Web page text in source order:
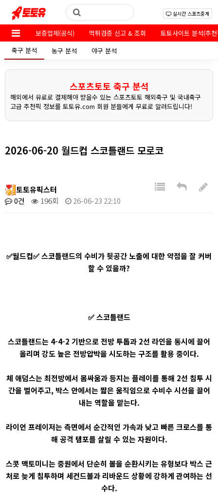
실시간 스포츠중계
보증업체(공식) 먹튀검증 신고 & 조회
토토사이트 분석(추
축구 분석
농구 분석 야구 분석
스포츠토토 축구 분석
해외에서 유료로 결제해야 받을수 있는 스포츠토토 해외축구 및 국내축구
고급 추천픽 정보를 토토유.com 회원 분들에게 무료로 알려드립니다!
2026-06-20 월드컵 스코틀랜드 모로코
토토유픽스터
0건
196회 26-06-23 22:10
✅월드컵✅ 스코틀랜드의 수비가 뒷공간 노출에 대한 약점을 잘 커버
할 수 있을까?
✅ 스코틀랜드
스코틀랜드는 4-4-2 기반으로 전방 투톱과 2선 라인을 동시에 끌어
올리며 강도 높은 전방압박을 시도하는 구조를 활용 중이다.
체 애덤스는 최전방에서 몸싸움과 등지는 플레이를 통해 2선 침투 시
간을 벌어주고, 박스 안에서는 짧은 움직임으로 수비수 시선을 끌어
내는 역할을 맡는다.
라이언 프레이저는 측면에서 순간적인 가속과 낮고 빠른 크로스를 통
해 공격 템포를 살릴 수 있는 자원이다.
스콧 맥토미니는 중원에서 단순히 볼을 순환시키는 유형보다 박스 근
처로 늦게 침투하며 세컨드볼과 리바운드 상황에 강하게 관여하는 선
수다.